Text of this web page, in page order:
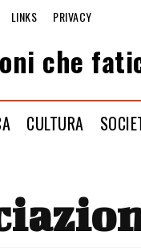
LINKS PRIVACY
che
CULTURA